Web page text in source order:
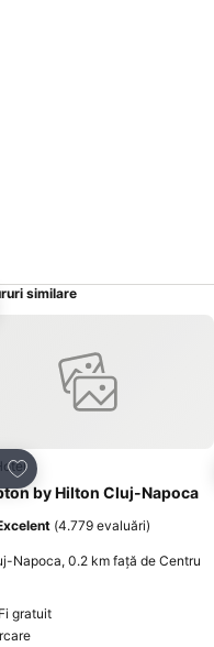
similare
Adăugaţi la favorite
by Hilton Cluj-Napoca
(4.779 evaluări)
Napoca, 0.2 km faţă de Centru
gratuit